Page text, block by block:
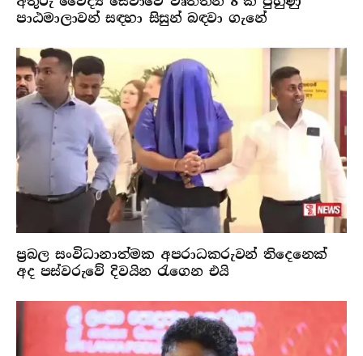
පාඨමාලාවන් සඳහා සිසුන් බඳවා ගැනේ
ප්‍රබල සංවිධානාත්මක අපරාධකරුවන් තිදෙනෙක්
අද පස්වරුවේ දිවයින රැගෙන එයි